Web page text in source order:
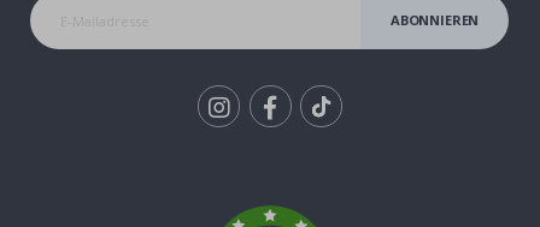
ABONNIEREN